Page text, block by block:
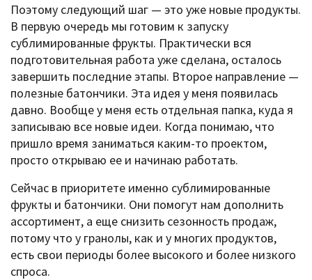
Поэтому следующий шаг — это уже новые продукты.
В первую очередь мы готовим к запуску
сублимированные фрукты. Практически вся
подготовительная работа уже сделана, осталось
завершить последние этапы. Второе направление —
полезные батончики. Эта идея у меня появилась
давно. Вообще у меня есть отдельная папка, куда я
записываю все новые идеи. Когда понимаю, что
пришло время заниматься каким-то проектом,
просто открываю ее и начинаю работать.
Сейчас в приоритете именно сублимированные
фрукты и батончики. Они помогут нам дополнить
ассортимент, а еще снизить сезонность продаж,
потому что у гранолы, как и у многих продуктов,
есть свои периоды более высокого и более низкого
спроса.